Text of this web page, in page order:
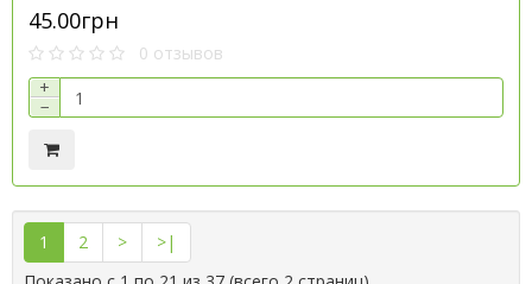
45.00грн
0 отзывов
+
−
1 2 >
>|